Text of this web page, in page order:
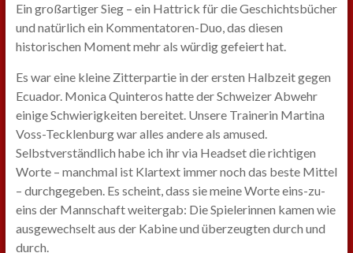
Ein großartiger Sieg – ein Hattrick für die Geschichtsbücher
und natürlich ein Kommentatoren-Duo, das diesen
historischen Moment mehr als würdig gefeiert hat.
Es war eine kleine Zitterpartie in der ersten Halbzeit gegen
Ecuador. Monica Quinteros hatte der Schweizer Abwehr
einige Schwierigkeiten bereitet. Unsere Trainerin Martina
Voss-Tecklenburg war alles andere als amused.
Selbstverständlich habe ich ihr via Headset die richtigen
Worte – manchmal ist Klartext immer noch das beste Mittel
– durchgegeben. Es scheint, dass sie meine Worte eins-zu-
eins der Mannschaft weitergab: Die Spielerinnen kamen wie
ausgewechselt aus der Kabine und überzeugten durch und
durch.